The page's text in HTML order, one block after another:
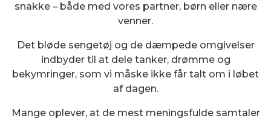
snakke – både med vores partner, børn eller nære
venner.
Det bløde sengetøj og de dæmpede omgivelser
indbyder til at dele tanker, drømme og
bekymringer, som vi måske ikke får talt om i løbet
af dagen.
Mange oplever, at de mest meningsfulde samtaler